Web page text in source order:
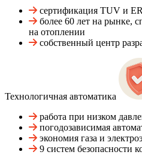
сертификация TUV и
более 60 лет на рынке,
на отоплении
собственный центр
Технологичная автоматика
работа при низком
погодозависимая
экономия газа и
9 систем безопасности